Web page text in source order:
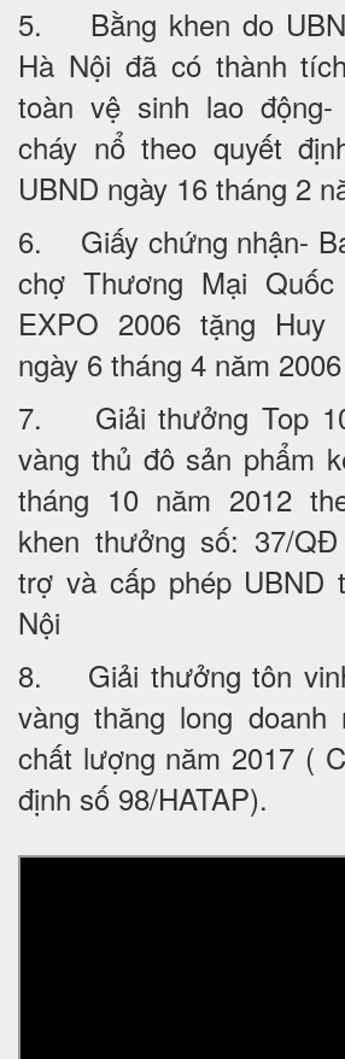
5. Bằng khen do
Hà Nội đã có thành
toàn vệ sinh lao động-
cháy nổ theo quyết
UBND ngày 16 tháng 2
6. Giấy chứng nhận-
chợ Thương Mại
EXPO 2006 tặng Huy
ngày 6 tháng 4 năm 2006
7. Giải thưởng Top
vàng thủ đô sản phẩm
tháng 10 năm 2012
khen thưởng số: 37/
trợ và cấp phép UBND
Nội
8. Giải thưởng tôn
vàng thăng long doanh
chất lượng năm 2017 (
định số 98/HATAP).